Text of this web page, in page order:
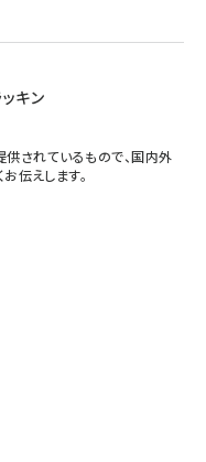
キン
供されているもので、国内外
伝えします。